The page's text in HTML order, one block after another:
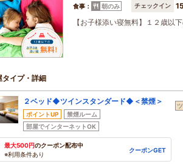
食事： 朝のみ チェックイン
【お子様添い寝無料】１２歳以
タイプ・詳細
２ベッド◆ツインスタンダード◆＜禁煙＞
ポイントUP
禁煙ルーム
部屋でインターネットOK
最大500円のクーポン配布中
※利用条件あり
クーポンGET